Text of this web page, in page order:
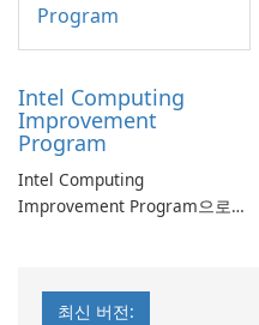
Intel Computing
Improvement
Program
Intel Computing
Improvement Program으로
최신 버전: